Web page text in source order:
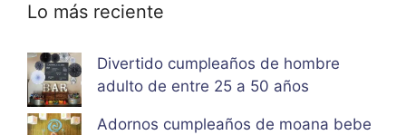
Lo más reciente
Divertido cumpleaños de hombre
adulto de entre 25 a 50 años
Adornos cumpleaños de moana bebe